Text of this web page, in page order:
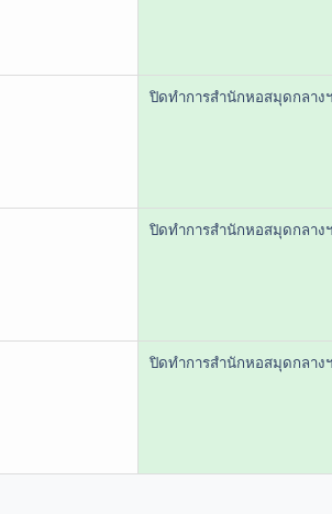
ปิดทำการสำนักหอสมุดกลาง
ปิดทำการสำนักหอสมุดกลาง
ปิดทำการสำนักหอสมุดกลาง